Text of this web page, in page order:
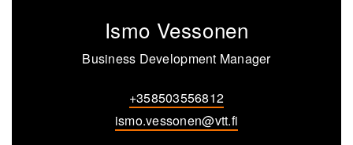
Ismo Vessonen
Business Development Manager
+358503556812
ismo.vessonen@vtt.fi